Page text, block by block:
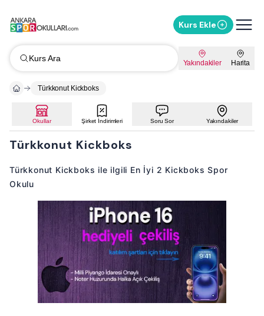
Kurs Ekle
Kurs Ara Yakındakiler Harita
Türkkonut Kickboks
Okullar Şirket İndirimleri Soru Sor Yakındakiler
Türkkonut Kickboks
Türkkonut Kickboks ile ilgili En İyi 2 Kickboks Spor
Okulu